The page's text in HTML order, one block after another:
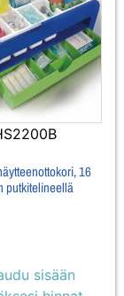
16
putkitelineellä
sisään